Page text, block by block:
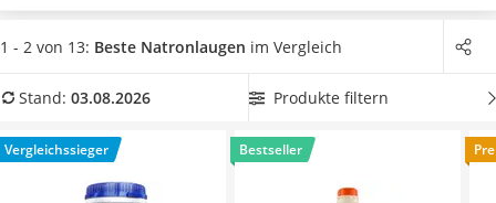
Nackenmassagegerät
Zeckenschutz Katze
Philips-Sonicare-Zahnbürste
Mineralfutter Pferd
Massagegerät
Sicherheits- und Gebrauchshinweise und tragen Sie
entsprechende Schutzkleidung, damit Sie Hautkontakt zur
Wählen Sie jetzt aus unserer Vergleichstabelle
zum Backen von Laugengebäck verwenden können.
Überzeugt hat uns hier im August 2026 besonders das
Centra24 Natriumhydroxid mit seinen Eigenschaften.
1 - 2 von 13: Beste Natronlaugen im Vergleich
Stand: 03.08.2026 Produkte filtern
Vergleichssieger Bestseller